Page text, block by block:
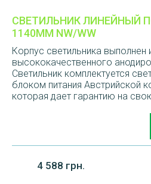
СВЕТИЛЬНИК ЛИНЕЙНЫЙ
1140ММ NW/WW
Корпус светильника выполнен
высококачественного
Светильник комплектуется
блоком питания Австрийской
которая дает гарантию на
4 588 грн.